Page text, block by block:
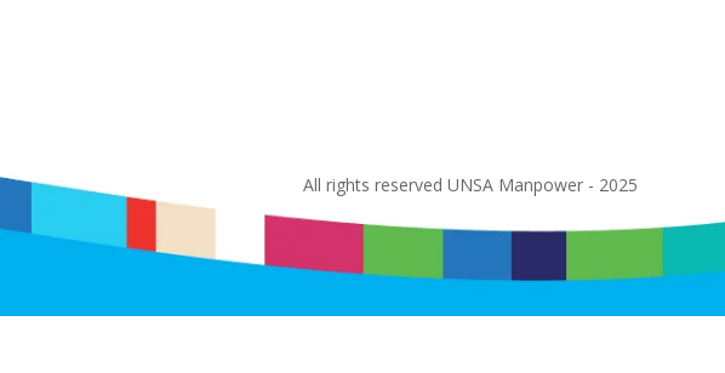
All rights reserved UNSA Manpower - 2025